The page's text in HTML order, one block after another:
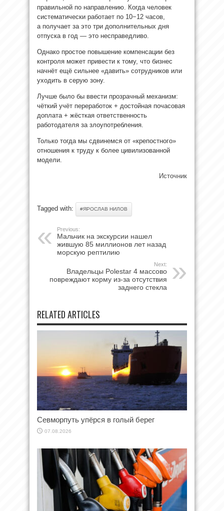
правильной по направлению. Когда человек
систематически работает по 10−12 часов,
а получает за это три дополнительных дня
отпуска в год — это несправедливо.
Однако простое повышение компенсации без
контроля может привести к тому, что бизнес
начнёт ещё сильнее «давить» сотрудников или
уходить в серую зону.
Лучше было бы ввести прозрачный механизм:
чёткий учёт переработок + достойная почасовая
доплата + жёсткая ответственность
работодателя за злоупотребления.
Только тогда мы сдвинемся от «крепостного»
отношения к труду к более цивилизованной
модели.
Источник
Tagged with: #ЯРОСЛАВ НИЛОВ
Previous:
Мальчик на экскурсии нашел
жившую 85 миллионов лет назад
морскую рептилию
Next:
Владельцы Polestar 4 массово
повреждают корму из-за отсутствия
заднего стекла
RELATED ARTICLES
Севморпуть упёрся в голый берег
07.08.2026